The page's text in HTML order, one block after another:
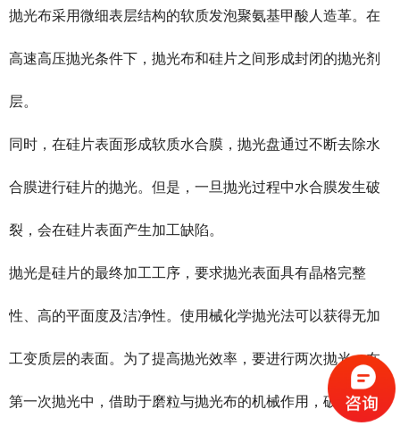
抛光布采用微细表层结构的软质发泡聚氨基甲酸人造革。在
高速高压抛光条件下，抛光布和硅片之间形成封闭的抛光剂
层。
同时，在硅片表面形成软质水合膜，抛光盘通过不断去除水
合膜进行硅片的抛光。但是，一旦抛光过程中水合膜发生破
裂，会在硅片表面产生加工缺陷。
抛光是硅片的最终加工工序，要求抛光表面具有晶格完整
性、高的平面度及洁净性。使用械化学抛光法可以获得无加
工变质层的表面。为了提高抛光效率，要进行两次抛光。在
第一次抛光中，借助于磨粒与抛光布的机械作用，破坏硅片